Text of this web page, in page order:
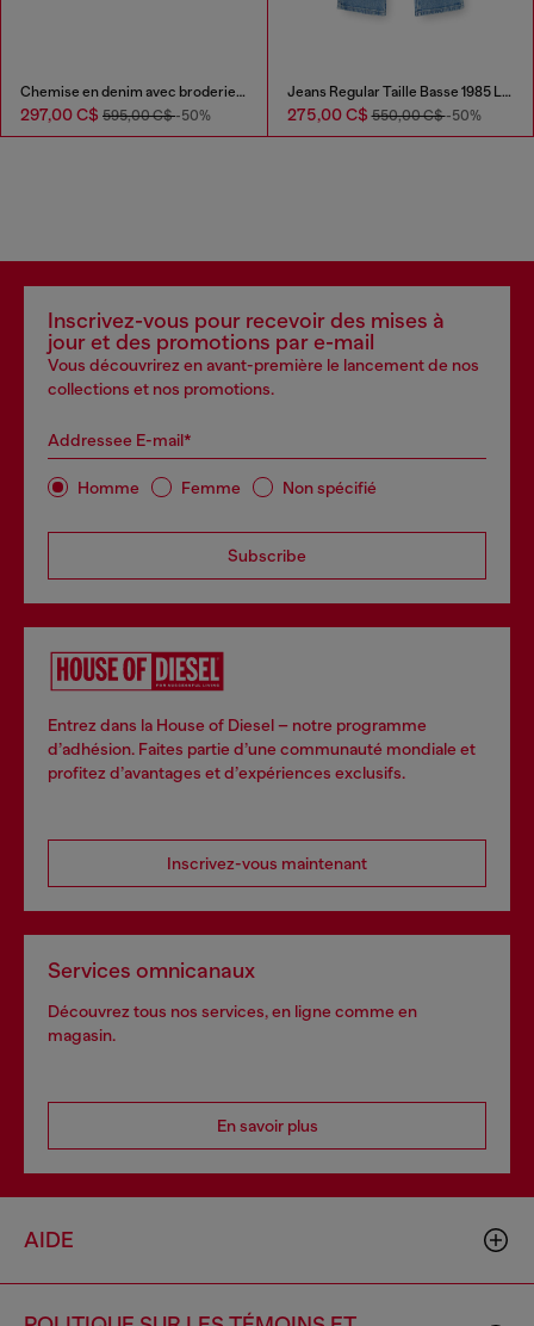
Chemise en denim avec broderie au dos
297,00 C$ 595,00 C$-50%
Jeans Regular Taille Basse 1985 Larkee
275,00 C$550,00 C$-50%
Inscrivez-vous pour recevoir des mises à
jour et des promotions par e-mail
Vous découvrirez en avant-première le lancement de nos
collections et nos promotions.
Addressee E-mail*
Homme Femme Non spécifié
Subscribe
Entrez dans la House of Diesel – notre programme
d’adhésion. Faites partie d’une communauté mondiale et
profitez d’avantages et d’expériences exclusifs.
Inscrivez-vous maintenant
Services omnicanaux
Découvrez tous nos services, en ligne comme en
magasin.
En savoir plus
AIDE